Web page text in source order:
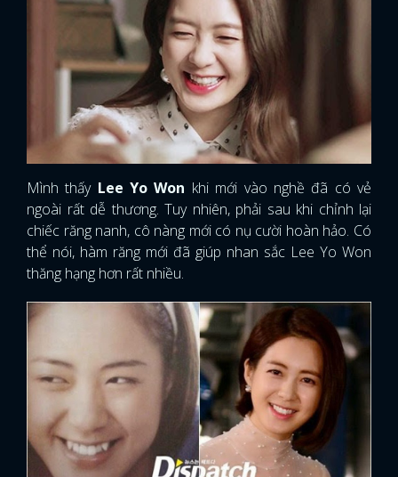
Mình thấy Lee Yo Won khi mới vào nghề đã có vẻ
ngoài rất dễ thương. Tuy nhiên, phải sau khi chỉnh lại
chiếc răng nanh, cô nàng mới có nụ cười hoàn hảo. Có
thể nói, hàm răng mới đã giúp nhan sắc Lee Yo Won
thăng hạng hơn rất nhiều.